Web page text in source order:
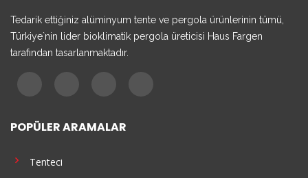
Tedarik ettiğiniz alüminyum tente ve pergola ürünlerinin tümü,
Türkiye`nin lider bioklimatik pergola üreticisi Haus Fargen
tarafından tasarlanmaktadır.
POPÜLER ARAMALAR
Tenteci